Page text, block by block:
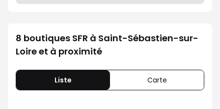
8 boutiques SFR à Saint-Sébastien-sur-
Loire et à proximité
Liste Carte